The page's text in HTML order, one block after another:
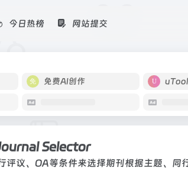
今日热榜 网站提交
免费AI创作
Selector
评议、OA等条件来选择期刊根据主题、同